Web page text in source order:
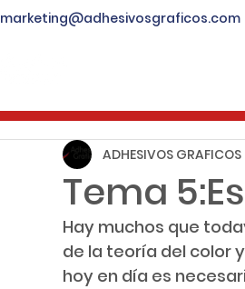
marketing@adhesivosgraficos.com
Tema
ADHESIVOS GRAFICOS
Hay muchos que
de la teoría del color
hoy en día es